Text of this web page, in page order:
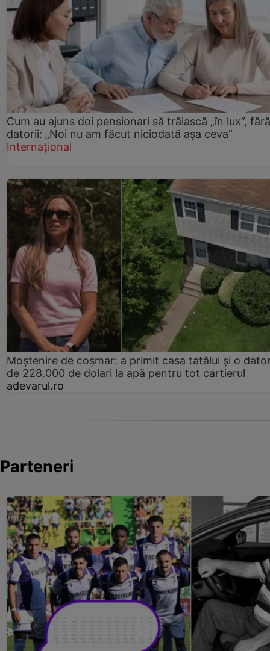
Cum au ajuns doi pensionari să trăiască „în lux”, fără
datorii: „Noi nu am făcut niciodată așa ceva”
Internațional
Moștenire de coșmar: a primit casa tatălui și o
de 228.000 de dolari la apă pentru tot cartierul
adevarul.ro
Parteneri